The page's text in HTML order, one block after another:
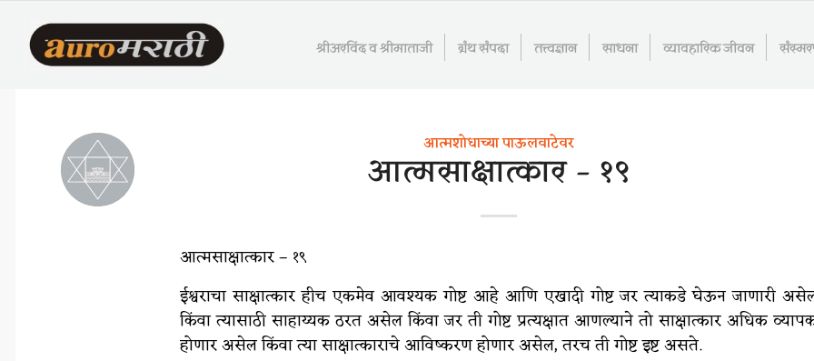
श्रीअरविंद व श्रीमाताजी ग्रंथ संपदा तत्त्वज्ञान साधना व्यावहारिक जीवन
आत्मशोधाच्या पाऊलवाटेवर
आत्मसाक्षात्कार – १९
आत्मसाक्षात्कार – १९
ईश्वराचा साक्षात्कार हीच एकमेव आवश्यक गोष्ट आहे आणि एखादी गोष्ट जर त्याकडे घेऊन जाणारी
किंवा त्यासाठी साहाय्यक ठरत असेल किंवा जर ती गोष्ट प्रत्यक्षात आणल्याने तो साक्षात्कार अधिक
होणार असेल किंवा त्या साक्षात्काराचे आविष्करण होणार असेल, तरच ती गोष्ट इष्ट असते.